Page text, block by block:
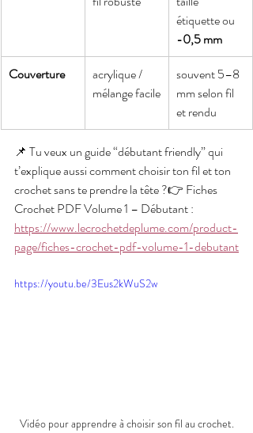
étiquette ou
-0,5 mm
Couverture
acrylique /
mélange facile
souvent 5–8
mm selon fil
et rendu
📌 Tu veux un guide “débutant friendly” qui
t’explique aussi comment choisir ton fil et ton
crochet sans te prendre la tête ?👉 Fiches
Crochet PDF Volume 1 – Débutant :
https://www.lecrochetdeplume.com/product-
page/fiches-crochet-pdf-volume-1-debutant
https://youtu.be/3Eus2kWuS2w
Vidéo pour apprendre à choisir son fil au crochet.